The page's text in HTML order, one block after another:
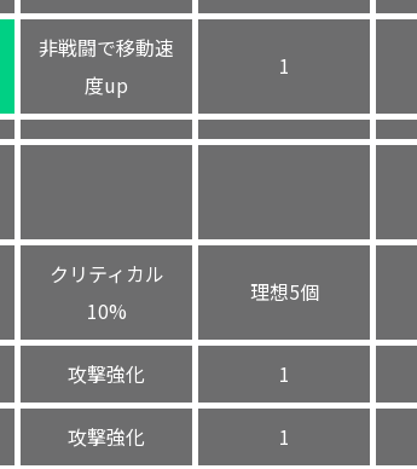
非戦闘で移動速
度up
1
クリティカル
10%
理想5個
攻撃強化 1
攻撃強化 1